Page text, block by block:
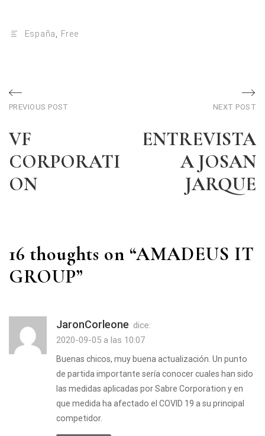
España Free
Post
navigation
PREVIOUS POST
VF
CORPORATI
ON
NEXT POST
ENTREVISTA
A JOSAN
JARQUE
16 thoughts on “AMADEUS IT
GROUP”
JaronCorleone dice:
2020-09-05 a las 10:07
Buenas chicos, muy buena actualización. Un punto
de partida importante sería conocer cuales han sido
las medidas aplicadas por Sabre Corporation y en
que medida ha afectado el COVID 19 a su principal
competidor.